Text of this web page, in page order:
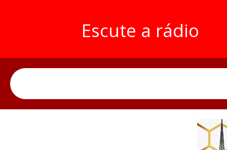
Escute a rádio